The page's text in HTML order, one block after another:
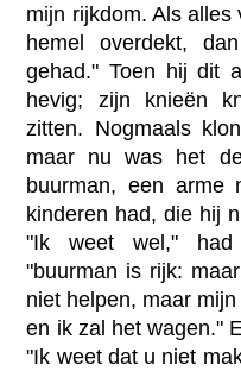
mijn rijkdom. Als
hemel overdekt,
gehad." Toen hij dit
hevig; zijn knieën
zitten. Nogmaals
maar nu was het
buurman, een arme
kinderen had, die hij
"Ik weet wel,"
"buurman is rijk:
niet helpen, maar
en ik zal het wagen."
"Ik weet dat u niet